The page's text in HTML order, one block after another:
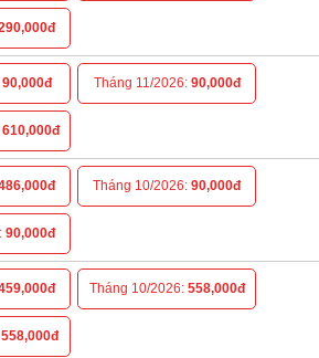
Tháng 11/2026:90,000đ
Tháng 10/2026:90,000đ
Tháng 10/2026:558,000đ